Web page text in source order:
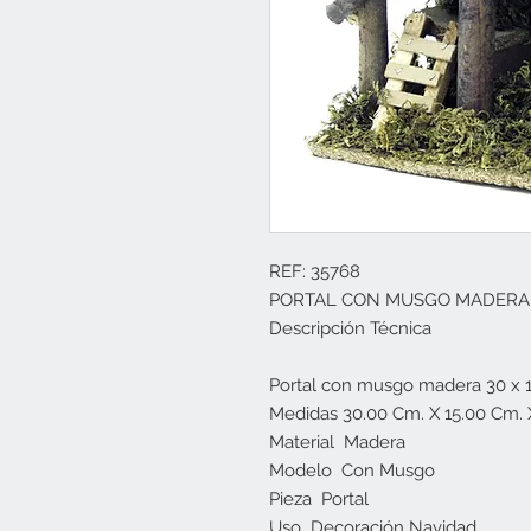
REF: 35768
PORTAL CON MUSGO
Descripción Técnica
Portal con musgo madera 30 x
Medidas 30.00 Cm. X 15.00 Cm.
Material  Madera
Modelo  Con Musgo
Pieza  Portal